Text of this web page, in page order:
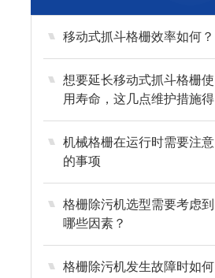
移动式抓斗格栅效率如何？
想要延长移动式抓斗格栅使
用寿命，这几点维护措施得
牢记
机械格栅在运行时需要注意
的事项
格栅除污机选型需要考虑到
哪些因素？
格栅除污机发生故障时如何